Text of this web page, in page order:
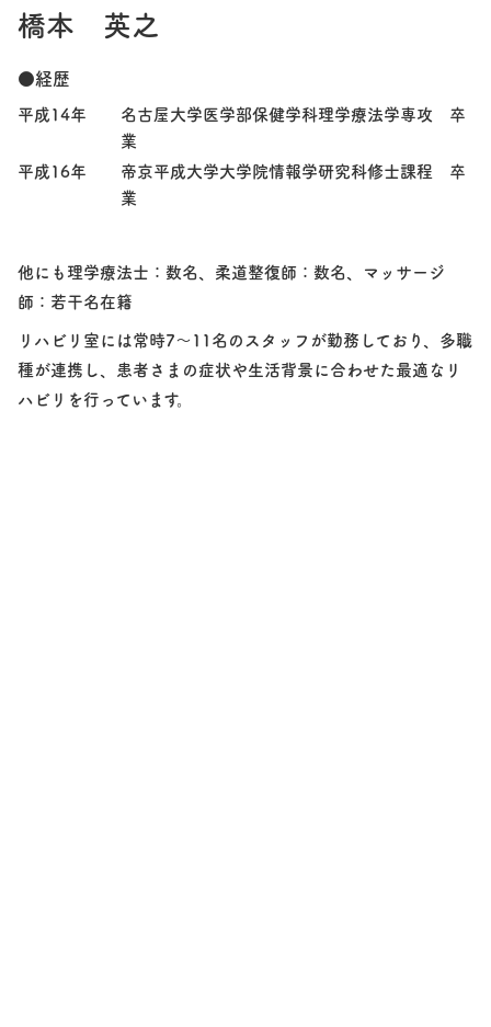
橋本 英之
●経歴
平成14年
名古屋大学医学部保健学科理学療法学専攻 卒
業
平成16年
帝京平成大学大学院情報学研究科修士課程 卒
業
他にも理学療法士：数名、柔道整復師：数名、マッサージ
師：若干名在籍
リハビリ室には常時7～11名のスタッフが勤務しており、多職
種が連携し、患者さまの症状や生活背景に合わせた最適なリ
ハビリを行っています。